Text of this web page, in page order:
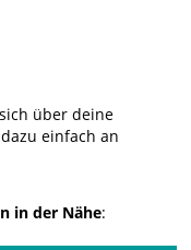
über deine
einfach an
in der Nähe: